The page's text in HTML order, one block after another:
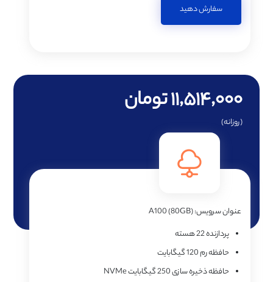
سفارش دهید
۱۱,۵۱۴,۰۰۰ تومان
(روزانه)
عنوان سرویس:A100 (80GB)
پردازنده22 هسته
حافظه رم120 گیگابایت
حافظه ذخیره سازی250 گیگابایت NVMe